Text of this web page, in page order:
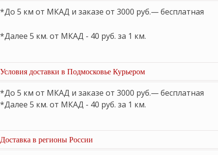
*До 5 км от МКАД и заказе от 3000 руб.— бесплатная
*Далее 5 км. от МКАД - 40 руб. за 1 км.
Условия доставки в Подмосковье Курьером
*До 5 км от МКАД и заказе от 3000 руб.— бесплатная
*Далее 5 км. от МКАД - 40 руб. за 1 км.
Доставка в регионы России